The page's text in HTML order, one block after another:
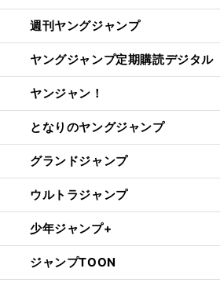
週刊ヤングジャンプ
ヤングジャンプ定期購読デジタル
ヤンジャン！
となりのヤングジャンプ
グランドジャンプ
ウルトラジャンプ
少年ジャンプ+
ジャンプTOON